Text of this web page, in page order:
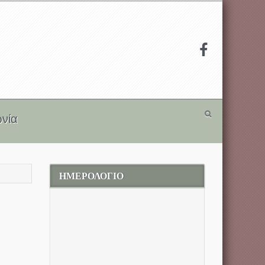
ΗΜΕΡΟΛΟΓΙΟ